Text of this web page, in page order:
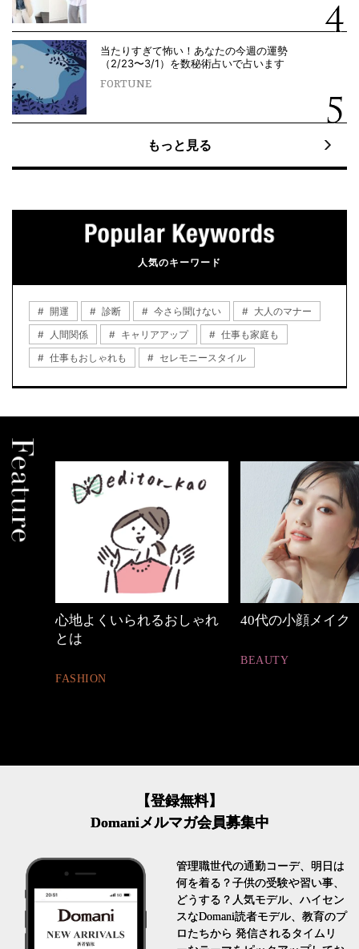
当たりすぎて怖い！あなたの今週の運勢
（2/23〜3/1）を数秘術占いで占います
FORTUNE
もっと見る
人気のキーワード
開運 診断 今さら聞けない
大人のマナー
人間関係
キャリアアップ
仕事も家庭も
仕事もおしゃれも
セレモニースタイル
心地よくいられるおしゃれ
とは
FASHION
40代の小顔メイク
BEAUTY
【登録無料】
Domaniメルマガ会員募集中
管理職世代の通勤コーデ、明日は
何を着る？子供の受験や習い事、
どうする？人気モデル、ハイセン
スなDomani読者モデル、教育のプ
ロたちから 発信されるタイムリ